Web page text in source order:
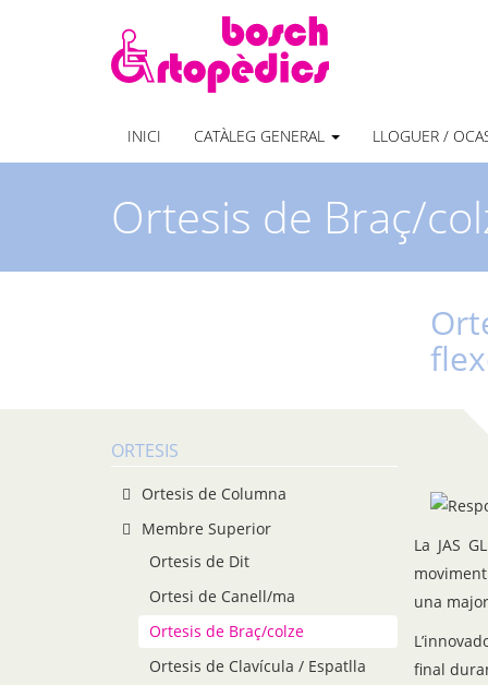
INICI CATÀLEG GENERAL LLOGUER /
Ortesis de Braç/
ORTESIS
Ortesis de Columna
Membre Superior
Ortesis de Dit
Ortesi de Canell/ma
Ortesis de Braç/colze
Ortesis de Clavícula / Espatlla
La JAS
una
final